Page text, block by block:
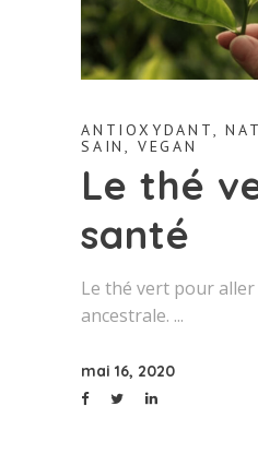
ANTIOXYDANT,
SAIN, VEGAN
Le thé
santé
Le thé vert pour
ancestrale.
mai 16, 2020